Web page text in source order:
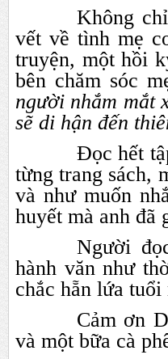
Không
vết về tình mẹ
truyện, một hồi
bên chăm sóc
người nhắm mắt
sẽ di hận đến
Đọc hết
từng trang sách,
và như muốn
huyết mà anh đã
Người
hành văn như
chắc hẵn lứa
Cảm ơn
và một bữa cà